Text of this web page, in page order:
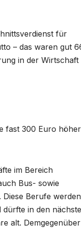
für
– das waren gut
in der Wirtschaft
fast 300 Euro
im Bereich
Bus- sowie
Berufe werden
in den
alt.